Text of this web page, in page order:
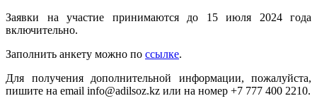
Заявки на участие принимаются до 15 июля 2024 года
включительно.
Заполнить анкету можно по ссылке.
Для получения дополнительной информации, пожалуйста,
пишите на email info@adilsoz.kz или на номер +7 777 400 2210.